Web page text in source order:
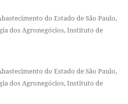
do Estado de São Paulo,
dos Agronegócios, Instituto de
do Estado de São Paulo,
dos Agronegócios, Instituto de